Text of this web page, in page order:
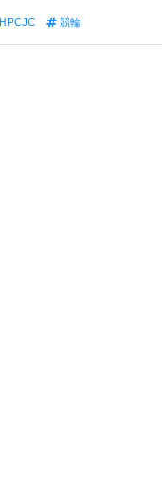
HPCJC 競輪